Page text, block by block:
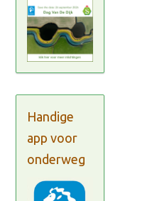
Handige
app voor
onderweg